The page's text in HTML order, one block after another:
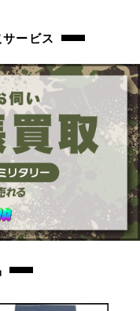
ービス